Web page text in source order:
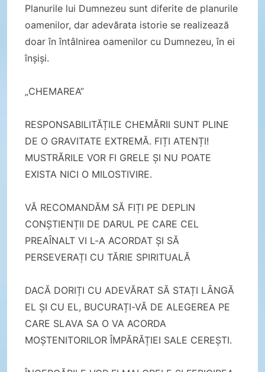
Planurile lui Dumnezeu sunt diferite de planurile
oamenilor, dar adevărata istorie se realizează
doar în întâlnirea oamenilor cu Dumnezeu, în ei
înșiși.
„CHEMAREA”
RESPONSABILITĂȚILE CHEMĂRII SUNT PLINE
DE O GRAVITATE EXTREMĂ. FIȚI ATENȚI!
MUSTRĂRILE VOR FI GRELE ȘI NU POATE
EXISTA NICI O MILOSTIVIRE.
VĂ RECOMANDĂM SĂ FIȚI PE DEPLIN
CONȘTIENȚII DE DARUL PE CARE CEL
PREAÎNALT VI L-A ACORDAT ȘI SĂ
PERSEVERAȚI CU TĂRIE SPIRITUALĂ
DACĂ DORIȚI CU ADEVĂRAT SĂ STAȚI LÂNGĂ
EL ȘI CU EL, BUCURAȚI-VĂ DE ALEGEREA PE
CARE SLAVA SA O VA ACORDA
MOȘTENITORILOR ÎMPĂRĂȚIEI SALE CEREȘTI.